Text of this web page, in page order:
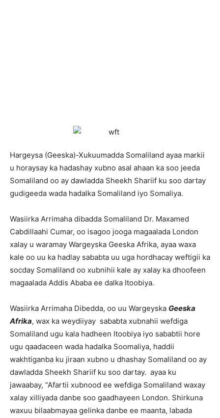
Hargeysa (Geeska)-Xukuumadda Somaliland ayaa markii
u horaysay ka hadashay xubno asal ahaan ka soo jeeda
Somaliland oo ay dawladda Sheekh Shariif ku soo dartay
gudigeeda wada hadalka Somaliland iyo Somaliya.
Wasiirka Arrimaha dibadda Somaliland Dr. Maxamed
Cabdillaahi Cumar, oo isagoo jooga magaalada London
xalay u waramay Wargeyska Geeska Afrika, ayaa waxa
kale oo uu ka hadlay sababta uu uga hordhacay weftigii ka
socday Somaliland oo xubnihii kale ay xalay ka dhoofeen
magaalada Addis Ababa ee dalka Itoobiya.
Wasiirka Arrimaha Dibedda, oo uu Wargeyska Geeska
Afrika, wax ka weydiiyay sababta xubnahii wefdiga
Somaliland ugu kala hadheen Itoobiya iyo sababtii hore
ugu qaadaceen wada hadalka Soomaliya, haddii
wakhtiganba ku jiraan xubno u dhashay Somaliland oo ay
dawladda Sheekh Shariif ku soo dartay. ayaa ku
jawaabay, “Afartii xubnood ee wefdiga Somaliland waxay
xalay xilliyada danbe soo gaadhayeen London. Shirkuna
waxuu bilaabmayaa gelinka danbe ee maanta, labada